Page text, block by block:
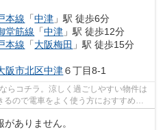
本線 「中津 」駅 徒歩6分
堂筋線 「中津 」駅 徒歩12分
本線 「大阪梅田 」駅 徒歩15分
阪市北区中津６丁目8-1
らコチラ。涼しく過ごしやすい物件は
ので電車をよく使う方におすすめな
ありません。